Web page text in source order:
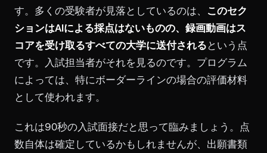
す。多くの受験者が見落としているのは、 このセク
ションはAIによる採点はないものの、録画動画はス
コアを受け取るすべての大学に送付される という点
です。入試担当者がそれを見るのです。プログラム
によっては、特にボーダーラインの場合の評価材料
として使われます。
これは90秒の入試面接だと思って臨みましょう。点
数自体は確定しているかもしれませんが、出願書類